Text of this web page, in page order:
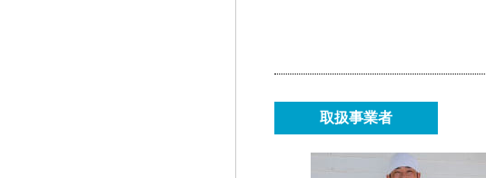
取扱事業者